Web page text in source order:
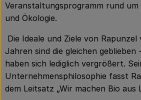
Veranstaltungsprogramm rund
und Ökologie.
Die Ideale und Ziele von
Jahren sind die gleichen geblieben
haben sich lediglich vergrößert.
Unternehmensphilosophie fasst
dem Leitsatz „Wir machen Bio aus